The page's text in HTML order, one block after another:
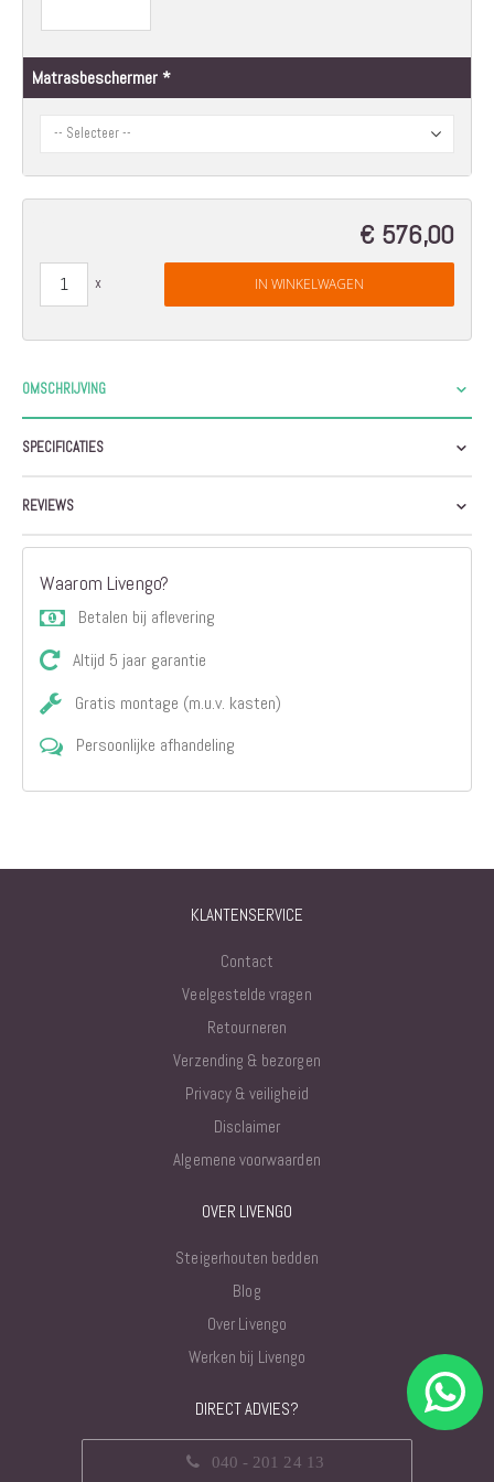
Matrasbeschermer
€ 576,00
IN WINKELWAGEN
OMSCHRIJVING
SPECIFICATIES
REVIEWS
Waarom Livengo?
Betalen bij aflevering
Altijd 5 jaar garantie
Gratis montage (m.u.v. kasten)
Persoonlijke afhandeling
KLANTENSERVICE
Contact
Veelgestelde vragen
Retourneren
Verzending & bezorgen
Privacy & veiligheid
Disclaimer
Algemene voorwaarden
OVER LIVENGO
Steigerhouten bedden
Blog
Over Livengo
Werken bij Livengo
DIRECT ADVIES?
040 - 201 24 13